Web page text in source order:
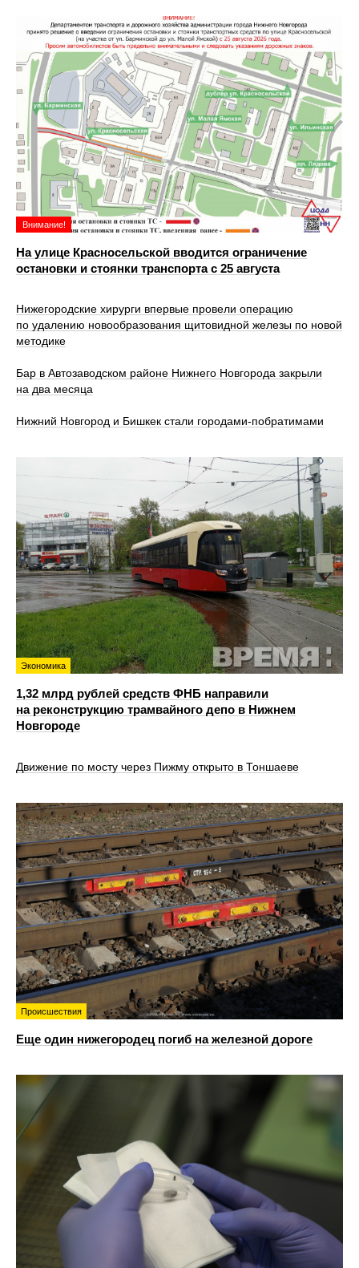
Внимание!
На улице Красносельской вводится ограничение
остановки и стоянки транспорта с 25 августа
Нижегородские хирурги впервые провели операцию
по удалению новообразования щитовидной железы по новой
методике
Бар в Автозаводском районе Нижнего Новгорода закрыли
на два месяца
Нижний Новгород и Бишкек стали городами-побратимами
Экономика
1,32 млрд рублей средств ФНБ направили
на реконструкцию трамвайного депо в Нижнем
Новгороде
Движение по мосту через Пижму открыто в Тоншаеве
Происшествия
Еще один нижегородец погиб на железной дороге